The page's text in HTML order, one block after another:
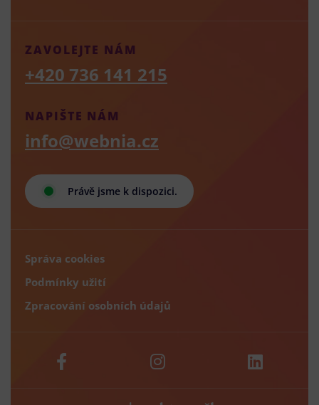
Právě jsme k dispozici.
NAPIŠTE NÁM
info@webnia.cz
ZAVOLEJTE NÁM
+420 736 141 215
Správa cookies
Podmínky užití
Zpracování osobních údajů